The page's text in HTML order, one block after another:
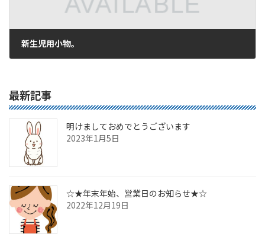
新生児用小物。
最新記事
明けましておめでとうございます
2023年1月5日
☆★年末年始、営業日のお知らせ★☆
2022年12月19日